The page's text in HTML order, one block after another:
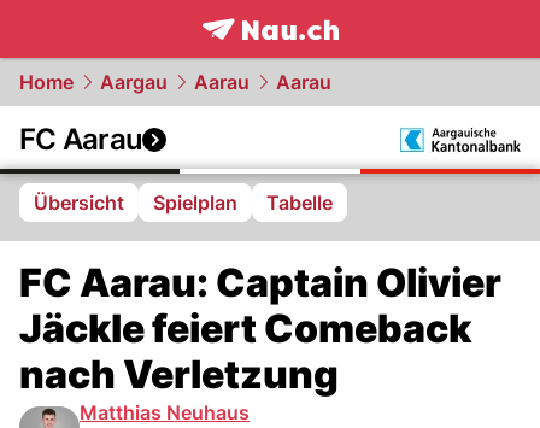
frontpage.NAU.ch
Home Aargau Aarau Aarau
FC Aarau
Übersicht Spielplan Tabelle
FC Aarau: Captain Olivier
Jäckle feiert Comeback
nach Verletzung
Matthias Neuhaus